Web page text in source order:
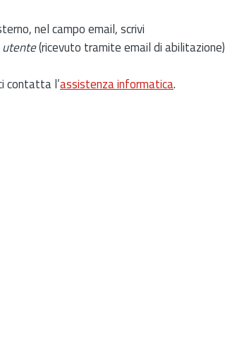
nel campo email, scrivi
(ricevuto tramite email di abilitazione)
contatta l’assistenza informatica.